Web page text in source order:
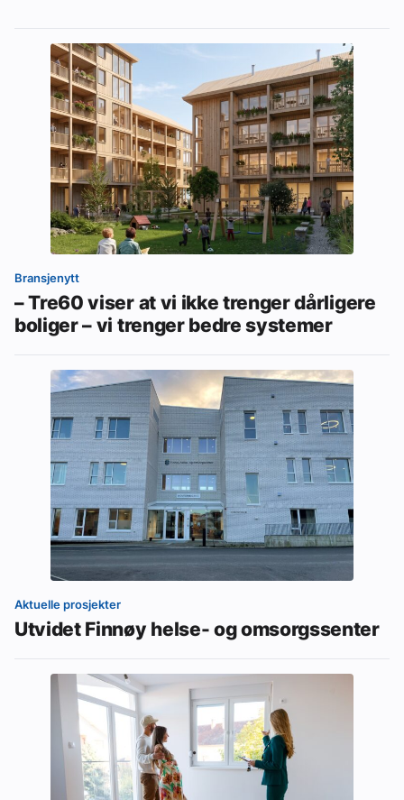
Bransjenytt
– Tre60 viser at vi ikke trenger dårligere
boliger – vi trenger bedre systemer
Aktuelle prosjekter
Utvidet Finnøy helse- og omsorgssenter